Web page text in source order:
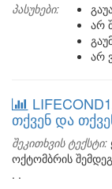
პასუხები:
არ
არ
თქვენ და
შეკითხვის ტექსტი:
ოქტომბრის
. .